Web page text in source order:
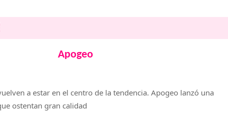
Apogeo
a estar en el centro de la tendencia. Apogeo lanzó una
ostentan gran calidad